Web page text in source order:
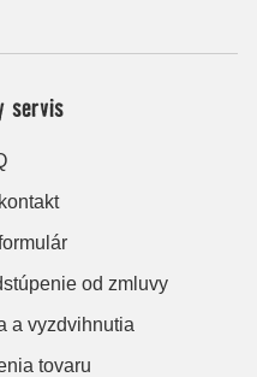
servis
od zmluvy
a vyzdvihnutia
tovaru